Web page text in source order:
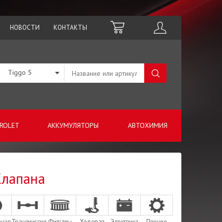
НОВОСТИ КОНТАКТЫ
АККУМУЛЯТОРЫ АВТОХИМИЯ
Tiggo 5